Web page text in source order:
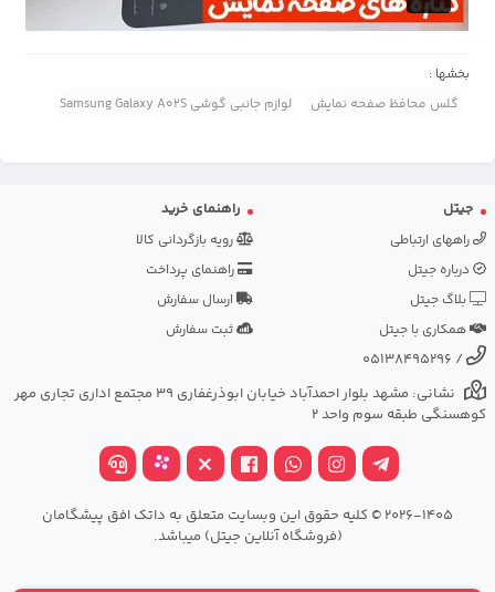
بخشها :
گلس محافظ صفحه نمایش لوازم جانبی گوشی Samsung Galaxy A02S
جیتل
راههای ارتباطی
درباره جیتل
بلاگ جیتل
همکاری با جیتل
راهنمای خرید
رویه بازگردانی کالا
راهنمای پرداخت
ارسال سفارش
ثبت سفارش
/
05138495296
نشانی: مشهد بلوار احمدآباد خیابان ابوذرغفاری 39 مجتمع اداری تجاری مهر
کوهسنگی طبقه سوم واحد 2
2026-1405 © کلیه حقوق این وبسایت متعلق به داتک افق پیشگامان
(فروشگاه آنلاین جیتل) میباشد.